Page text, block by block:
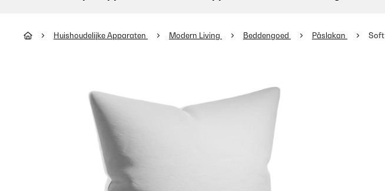
Huishoudelijke Apparaten Modern Living Beddengoed Påslakan Soft